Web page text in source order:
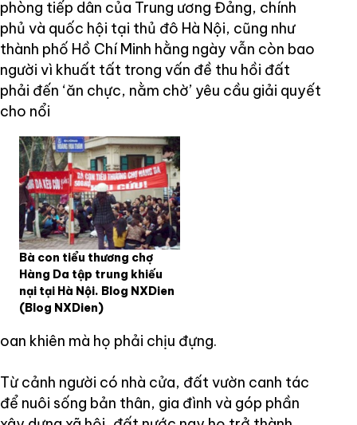
phòng tiếp dân của Trung ương Đảng, chính
phủ và quốc hội tại thủ đô Hà Nội, cũng như
thành phố Hồ Chí Minh hằng ngày vẫn còn bao
người vì khuất tất trong vấn đề thu hồi đất
phải đến ‘ăn chực, nằm chờ’ yêu cầu giải quyết
cho nổi
Bà con tiểu thương chợ
Hàng Da tập trung khiếu
nại tại Hà Nội. Blog NXDien
(Blog NXDien)
oan khiên mà họ phải chịu đựng.
Từ cảnh người có nhà cửa, đất vườn canh tác
để nuôi sống bản thân, gia đình và góp phần